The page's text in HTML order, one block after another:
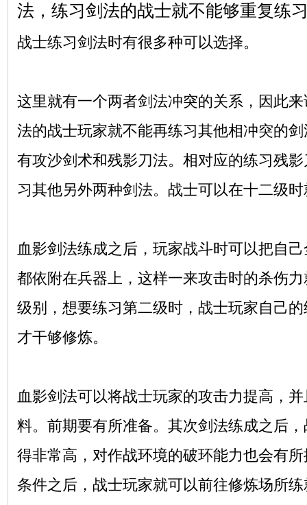
法，练习剑法的战士就不能够重复练
战士练习剑法时有很多种可以选择。
这里就有一个两者剑法冲突的关系，因此
法的战士玩家就不能再练习其他相冲突的
有攻沙剑术和残影刀法。相对应的练习残
习其他另外两种剑法。战士可以在十二级
血影剑法练成之后，玩家战斗时可以把自
都依附在兵器上，这样一来攻击时的杀伤
级别，想要练习第二级时，战士玩家自己
才干够修炼。
血影剑法可以将战士玩家的攻击力提高，
料。前期要有所准备。其次剑法练成之后
得非常高，对作战环境的破环能力也会有
条件之后，战士玩家就可以前往修炼场所